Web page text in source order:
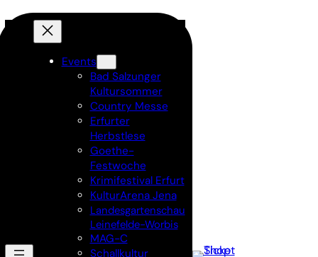
Events
Bad Salzunger
Kultursommer
Country Messe
Erfurter
Herbstlese
Goethe-
Festwoche
Krimifestival Erfurt
KulturArena Jena
Landesgartenschau
Leinefelde-Worbis
MAG-C
Schallkultur